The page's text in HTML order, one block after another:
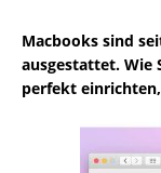
Macbooks sind
ausgestattet. Wie
perfekt